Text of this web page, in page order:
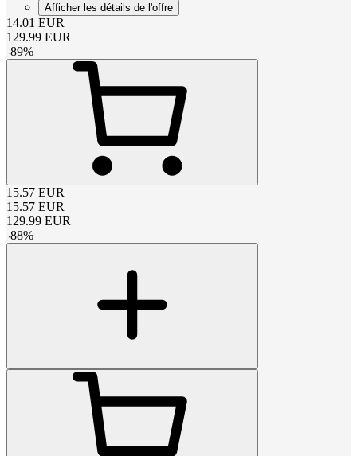
Afficher les détails de l'offre
14.01 EUR
129.99 EUR
-89%
15.57 EUR
15.57 EUR
129.99 EUR
-88%